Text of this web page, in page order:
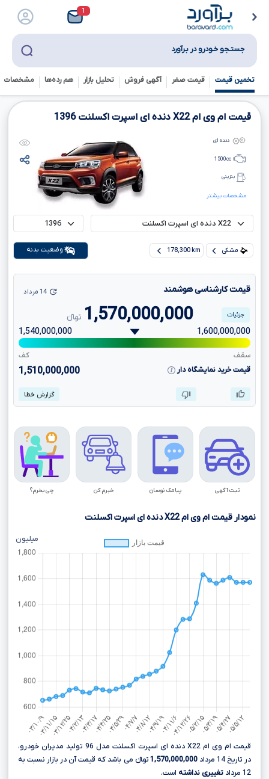
1
جستـجو خـودرو در بـرآورد
تخمین قیمت قیمت صفر آگهی فروش تحلیل بازار هم رده‌ها‌ مشخصات
قیمت ام وی امX22 دنده ای اسپرت اکسلنت1396
مشخصات بیشتر
دنده ای
1500cc
بنزینی
مشکی 178,300 km وضعیت بدنه
قیمت کارشناسی هوشمند
1,570,000,000 تومانءءء
14 مرداد
جزئیات
1,600,000,000
1,540,000,000
سقف
کف
قیمت خرید نمایشگاه دار
1,510,000,000
گزارش خطا
ثبت آگهی پیامک نوسان خبرم کن چی بخرم؟
نمودار قیمت ام وی امX22دنده ای اسپرت اکسلنت
میلیون
قیمت ام وی ام X22 دنده ای اسپرت اکسلنت مدل 96 تولید مدیران خودرو،
در تاریخ 14 مرداد
1,570,000,000 تومانءءء می باشد که قیمت آن در بازار نسبت به
12 مرداد
تغییری نداشته است.